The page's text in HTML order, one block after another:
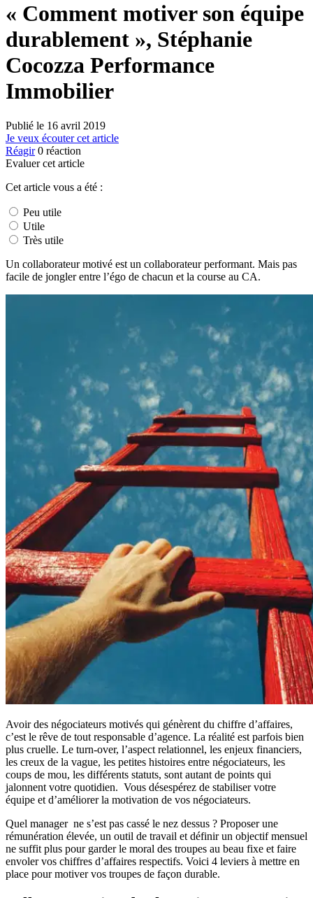
« Comment motiver son équipe
durablement », Stéphanie
Cocozza Performance
Immobilier
Publié le 16 avril 2019
Je veux écouter cet article
Réagir 0 réaction
Evaluer cet article
Cet article vous a été :
Peu utile
Utile
Très utile
Un collaborateur motivé est un collaborateur performant. Mais pas
facile de jongler entre l’égo de chacun et la course au CA.
Avoir des négociateurs motivés qui génèrent du chiffre d’affaires,
c’est le rêve de tout responsable d’agence. La réalité est parfois bien
plus cruelle. Le turn-over, l’aspect relationnel, les enjeux financiers,
les creux de la vague, les petites histoires entre négociateurs, les
coups de mou, les différents statuts, sont autant de points qui
jalonnent votre quotidien. Vous désespérez de stabiliser votre
équipe et d’améliorer la motivation de vos négociateurs.
Quel manager ne s’est pas cassé le nez dessus ? Proposer une
rémunération élevée, un outil de travail et définir un objectif mensuel
ne suffit plus pour garder le moral des troupes au beau fixe et faire
envoler vos chiffres d’affaires respectifs. Voici 4 leviers à mettre en
place pour motiver vos troupes de façon durable.